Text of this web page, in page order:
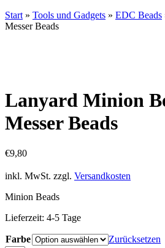
Start » Tools und Gadgets » EDC Beads
Messer Beads
Lanyard Minion
Messer Beads
€9,80
inkl. MwSt. zzgl. Versandkosten
Minion Beads
Lieferzeit: 4-5 Tage
Farbe
Zurücksetzen